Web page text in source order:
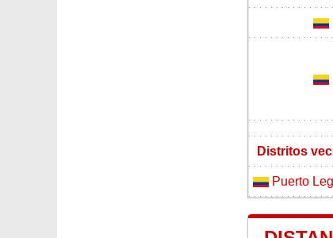
Distritos
Puerto